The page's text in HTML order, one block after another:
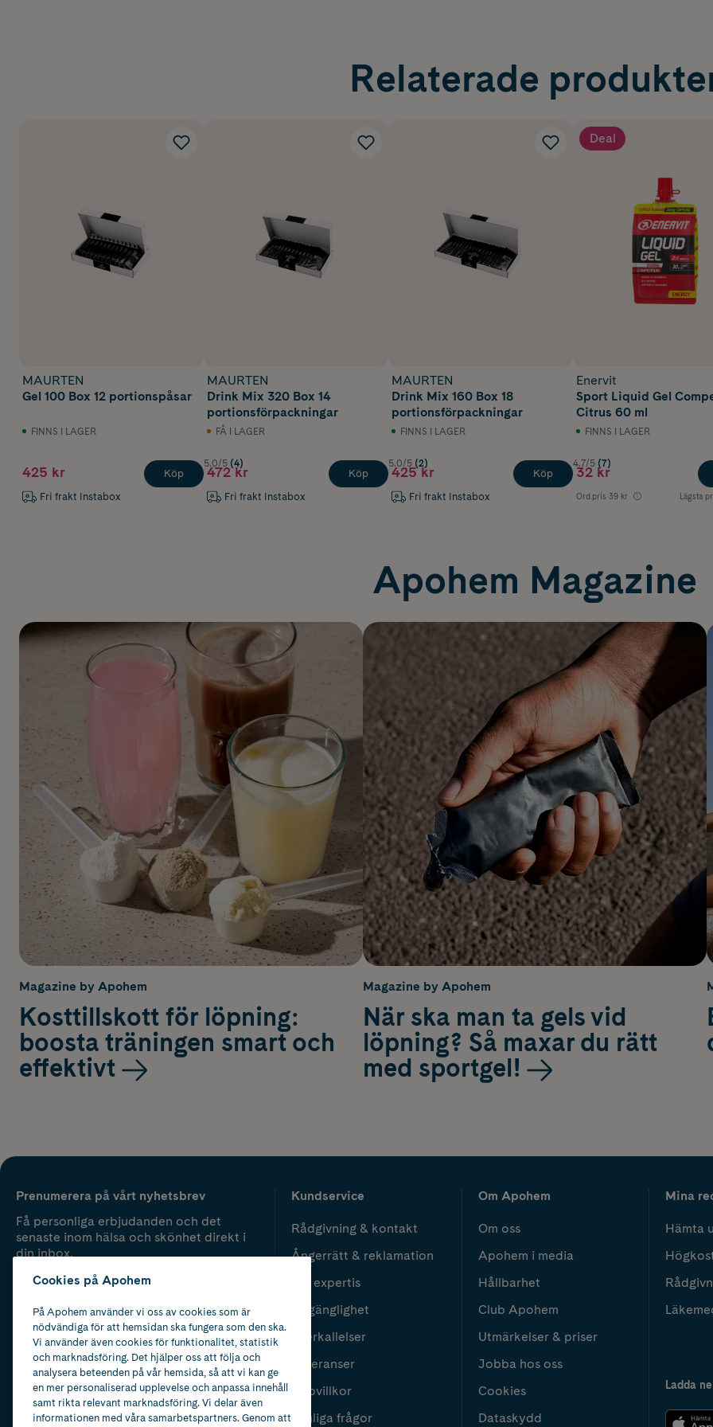
Relaterade
MAURTEN
Gel 100 Box 12 portionspåsar
FINNS I LAGER
425 kr
Fri frakt Instabox
Köp
MAURTEN
Drink Mix 320 Box 14
portionsförpackningar
FÅ I LAGER
5.0/5 (4)
472 kr
Fri frakt Instabox
Köp
MAURTEN
Drink Mix 160 Box 18
portionsförpackningar
FINNS I LAGER
5.0/5 (2)
425 kr
Fri frakt Instabox
Köp
Deal
Enervit
Sport Liquid Gel
Citrus 60 ml
FINNS I LAGER
4.7/5 (7)
32 kr
Ord.pris 39 kr Lägsta
Apohem Magazine
Magazine by Apohem
Kosttillskott för löpning:
boosta träningen smart och
effektivt
Magazine by Apohem
När ska man ta gels vid
löpning? Så maxar du rätt
med sportgel!
Prenumerera på vårt nyhetsbrev
Få personliga erbjudanden och det
senaste inom hälsa och skönhet direkt i
din inbox.
Kundservice
Rådgivning & kontakt
Ångerrätt & reklamation
Vår expertis
Tillgänglighet
Återkallelser
Leveranser
Köpvillkor
Vanliga frågor
Om Apohem
Om oss
Apohem i media
Hållbarhet
Club Apohem
Utmärkelser & priser
Jobba hos oss
Cookies
Dataskydd
Mina
Hämta
Ladda
Cookies på Apohem
På Apohem använder vi oss av cookies som är
nödvändiga för att hemsidan ska fungera som den ska.
Vi använder även cookies för funktionalitet, statistik
och marknadsföring. Det hjälper oss att följa och
analysera beteenden på vår hemsida, så att vi kan ge
en mer personaliserad upplevelse och anpassa innehåll
samt rikta relevant marknadsföring. Vi delar även
informationen med våra samarbetspartners. Genom att